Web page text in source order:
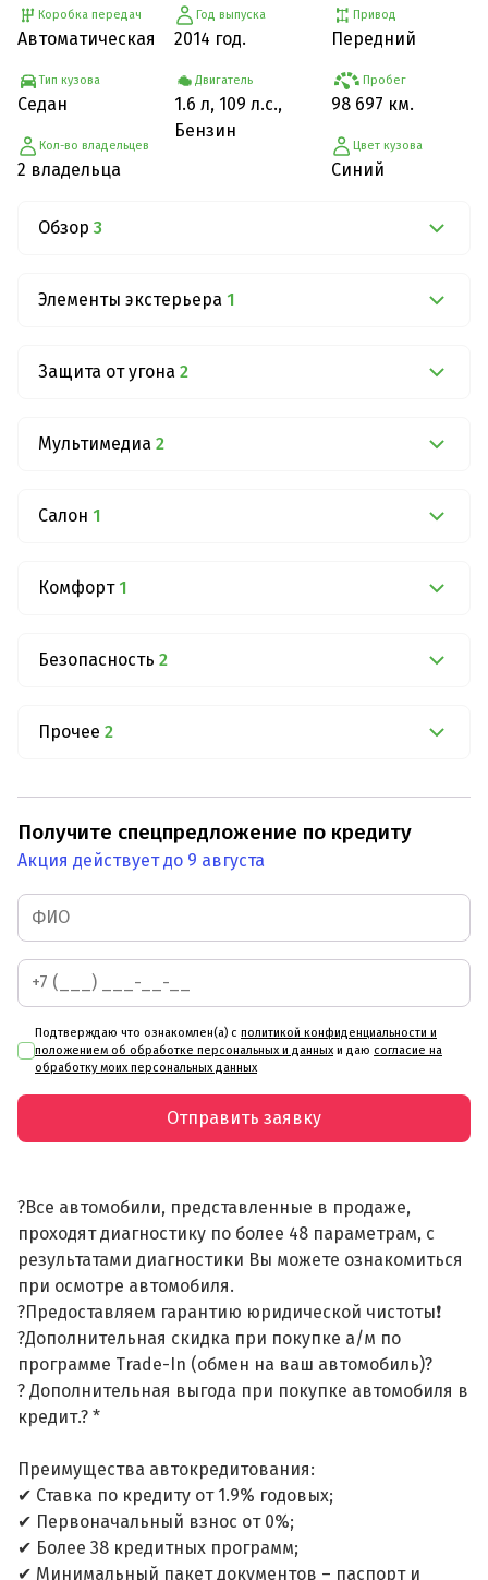
Коробка передач
Автоматическая
Тип кузова
Седан
Кол-во владельцев
2 владельца
Год выпуска
2014 год.
Двигатель
1.6 л, 109 л.с.,
Бензин
Привод
Передний
Пробег
98 697 км.
Цвет кузова
Синий
Обзор 3
Элементы экстерьера 1
Защита от угона 2
Мультимедиа 2
Салон 1
Комфорт 1
Безопасность 2
Прочее 2
Получите спецпредложение по кредиту
Акция действует до 9 августа
Подтверждаю что ознакомлен(а) с политикой конфиденциальности и
положением об обработке персональных и данных и даю согласие на
обработку моих персональных данных
Отправить заявку
?Все автомобили, представленные в продаже,
проходят диагностику по более 48 параметрам, с
результатами диагностики Вы можете ознакомиться
при осмотре автомобиля.
?Предоставляем гарантию юридической чистоты❗
?Дополнительная скидка при покупке а/м по
программе Trade-In (обмен на ваш автомобиль)?
? Дополнительная выгода при покупке автомобиля в
кредит.? *
Преимущества автокредитования:
✔ Ставка по кредиту от 1.9% годовых;
✔ Первоначальный взнос от 0%;
✔ Более 38 кредитных программ;
✔ Минимальный пакет документов – паспорт и